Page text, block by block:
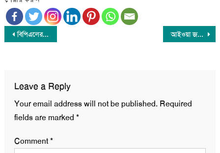
Post
বিপিএলের কেন এমন অবস্থা? আইওয়া জয়ের পর আবার আলোচনায় ট্রাম্প
Leave a Reply
Your email address will not be published. Required
fields are marked *
Comment*